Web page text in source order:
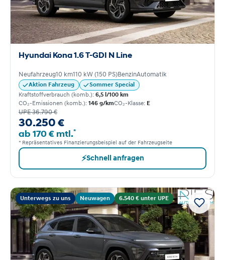
Hyundai Kona 1.6 T-GDI N Line
Neufahrzeug10 km110 kW (150 PS)BenzinAutomatik
Aktion Fahrzeug
Sommer Special
Kraftstoffverbrauch (komb.): 6,5 l/100 km
CO₂-Emissionen (komb.): 146 g/kmCO₂-Klasse: E
UPE 36.790 €
30.250 €
ab 170 € mtl.*
* Repräsentatives Finanzierungsbeispiel auf der Fahrzeugseite
⚡Schnell anfragen
Unterwegs zu uns Neuwagen 6.540 € unter UPE